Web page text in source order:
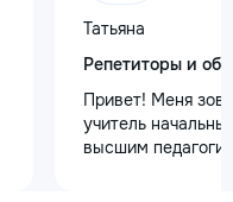
Татьяна
Репетиторы и
Привет! Меня
учитель
высшим